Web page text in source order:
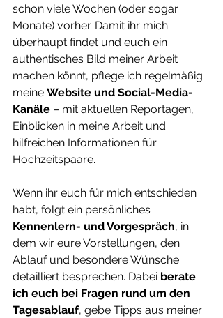
schon viele Wochen (oder sogar
Monate) vorher. Damit ihr mich
überhaupt findet und euch ein
authentisches Bild meiner Arbeit
machen könnt, pflege ich regelmäßig
meine Website und Social-Media-
Kanäle – mit aktuellen Reportagen,
Einblicken in meine Arbeit und
hilfreichen Informationen für
Hochzeitspaare.
Wenn ihr euch für mich entschieden
habt, folgt ein persönliches
Kennenlern- und Vorgespräch, in
dem wir eure Vorstellungen, den
Ablauf und besondere Wünsche
detailliert besprechen. Dabei berate
ich euch bei Fragen rund um den
Tagesablauf, gebe Tipps aus meiner